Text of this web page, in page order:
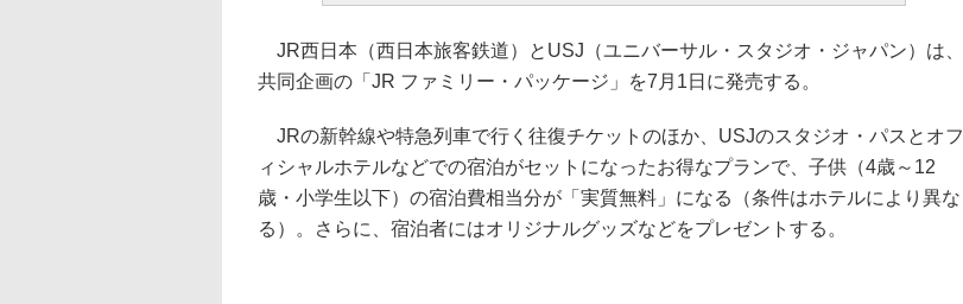
JR西日本（西日本旅客鉄道）とUSJ（ユニバーサル・スタジオ・ジャパン）は、
共同企画の「JR ファミリー・パッケージ」を7月1日に発売する。
JRの新幹線や特急列車で行く往復チケットのほか、USJのスタジオ・パスとオフ
ィシャルホテルなどでの宿泊がセットになったお得なプランで、子供（4歳～12
歳・小学生以下）の宿泊費相当分が「実質無料」になる（条件はホテルにより異な
る）。さらに、宿泊者にはオリジナルグッズなどをプレゼントする。